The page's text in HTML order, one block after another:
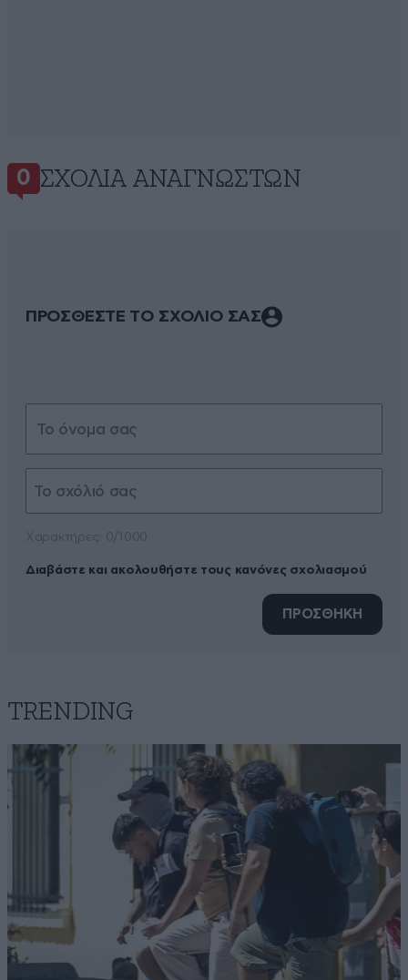
0 ΣΧΌΛΙΑ ΑΝΑΓΝΩΣΤΏΝ
ΠΡΟΣΘΕΣΤΕ ΤΟ ΣΧΟΛΙΟ ΣΑΣ
Διαβάστε και ακολουθήστε τους κανόνες σχολιασμού
ΠΡΟΣΘΗΚΗ
TRENDING